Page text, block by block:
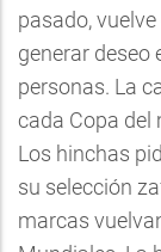
pasado,
generar deseo
personas. La
cada Copa del
Los hinchas
su selección
marcas